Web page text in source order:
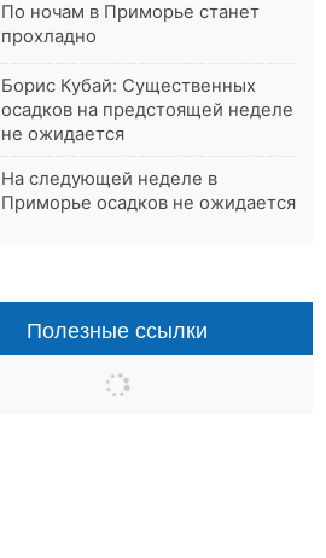
По ночам в Приморье станет
прохладно
Борис Кубай: Существенных
осадков на предстоящей неделе
не ожидается
На следующей неделе в
Приморье осадков не ожидается
Полезные ссылки